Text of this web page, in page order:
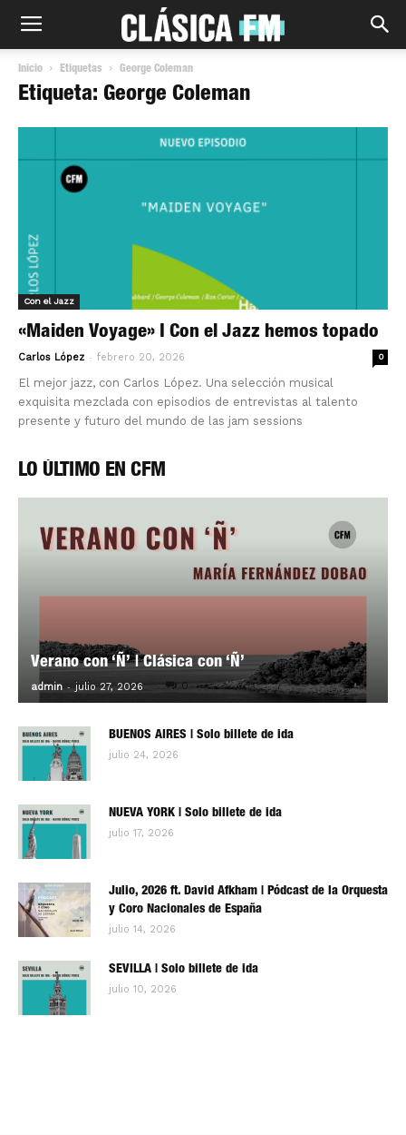
Inicio Etiquetas George Coleman
Etiqueta: George Coleman
Con el Jazz
«Maiden Voyage» I Con el Jazz hemos topado
Carlos López - febrero 20, 2026 0
El mejor jazz, con Carlos López. Una selección musical
exquisita mezclada con episodios de entrevistas al talento
presente y futuro del mundo de las jam sessions
LO ÚLTIMO EN CFM
Verano con ‘Ñ’ | Clásica con ‘Ñ’
admin - julio 27, 2026 0
BUENOS AIRES | Solo billete de ida
julio 24, 2026
NUEVA YORK | Solo billete de ida
julio 17, 2026
Julio, 2026 ft. David Afkham | Pódcast de la Orquesta
y Coro Nacionales de España
julio 14, 2026
SEVILLA | Solo billete de ida
julio 10, 2026